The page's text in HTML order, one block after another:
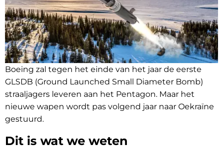
Boeing zal tegen het einde van het jaar de eerste
GLSDB (Ground Launched Small Diameter Bomb)
straaljagers leveren aan het Pentagon. Maar het
nieuwe wapen wordt pas volgend jaar naar Oekraïne
gestuurd.
Dit is wat we weten